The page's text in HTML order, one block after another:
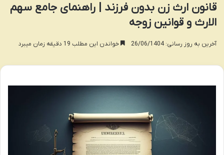
قانون ارث زن بدون فرزند | راهنمای جامع سهم
الارث و قوانین زوجه
آخرین به روز رسانی: 26/06/1404 خواندن این مطلب 19 دقیقه زمان میبرد